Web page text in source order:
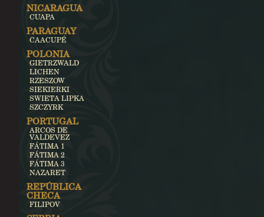
NICARAGUA
CUAPA
PARAGUAY
CAACUPÉ
POLONIA
GIETRZWALD
LICHEN
RZESZOW
SIEKIERKI
SWIETA LIPKA
SZCZYRK
PORTUGAL
ARCOS DE
VALDEVEZ
FÁTIMA 1
FÁTIMA 2
FÁTIMA 3
NAZARET
REPÚBLICA
CHECA
FILIPOV